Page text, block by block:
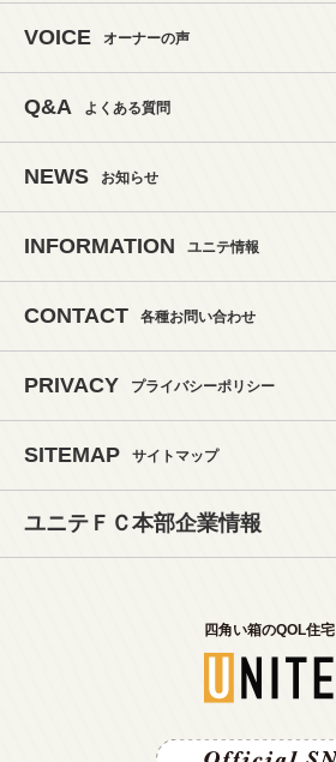
VOICE オーナーの声
Q&A よくある質問
NEWS お知らせ
INFORMATION ユニテ情報
CONTACT 各種お問い合わせ
PRIVACY プライバシーポリシー
SITEMAP サイトマップ
ユニテＦＣ本部企業情報
四角い箱のQOL住宅